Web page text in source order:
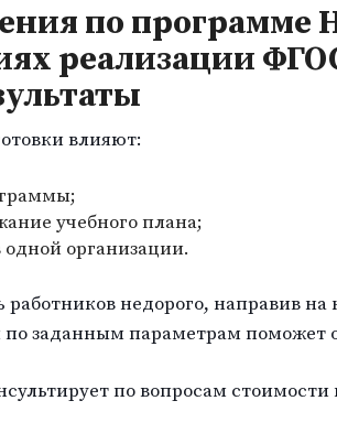
по программе
реализации
влияют:
учебного плана;
организации.
недорого, направив
заданным параметрам поможет
по вопросам